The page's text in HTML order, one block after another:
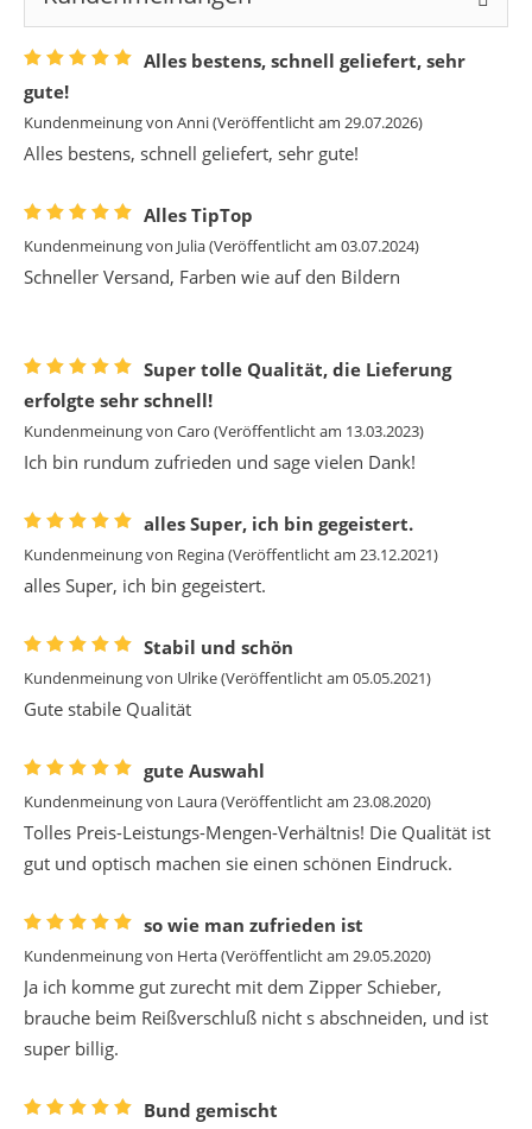
Alles bestens, schnell geliefert, sehr
gute!
Kundenmeinung von Anni(Veröffentlicht am 29.07.2026)
Alles bestens, schnell geliefert, sehr gute!
Alles TipTop
Kundenmeinung von Julia(Veröffentlicht am 03.07.2024)
Schneller Versand, Farben wie auf den Bildern
Super tolle Qualität, die Lieferung
erfolgte sehr schnell!
Kundenmeinung von Caro (Veröffentlicht am 13.03.2023)
Ich bin rundum zufrieden und sage vielen Dank!
alles Super, ich bin gegeistert.
Kundenmeinung von Regina(Veröffentlicht am 23.12.2021)
alles Super, ich bin gegeistert.
Stabil und schön
Kundenmeinung von Ulrike(Veröffentlicht am 05.05.2021)
Gute stabile Qualität
gute Auswahl
Kundenmeinung von Laura(Veröffentlicht am 23.08.2020)
Tolles Preis-Leistungs-Mengen-Verhältnis! Die Qualität ist
gut und optisch machen sie einen schönen Eindruck.
so wie man zufrieden ist
Kundenmeinung von Herta(Veröffentlicht am 29.05.2020)
Ja ich komme gut zurecht mit dem Zipper Schieber,
brauche beim Reißverschluß nicht s abschneiden, und ist
super billig.
Bund gemischt